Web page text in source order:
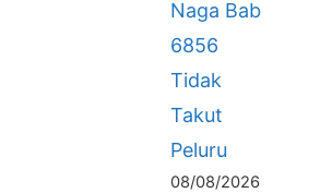
Naga Bab
6856
Tidak
Takut
Peluru
08/08/2026